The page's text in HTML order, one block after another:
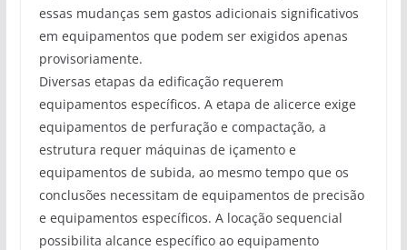
essas mudanças sem gastos adicionais significativos
em equipamentos que podem ser exigidos apenas
provisoriamente.
Diversas etapas da edificação requerem
equipamentos específicos. A etapa de alicerce exige
equipamentos de perfuração e compactação, a
estrutura requer máquinas de içamento e
equipamentos de subida, ao mesmo tempo que os
conclusões necessitam de equipamentos de precisão
e equipamentos específicos. A locação sequencial
possibilita alcance específico ao equipamento